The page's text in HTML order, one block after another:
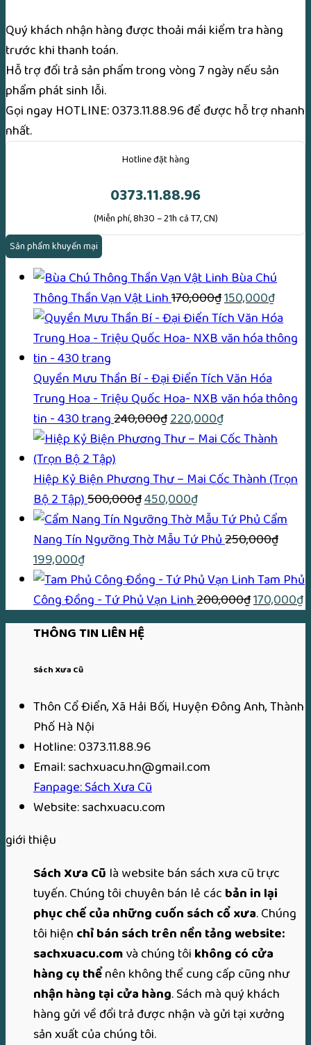
Quý khách nhận hàng được thoải mái kiểm tra hàng
trước khi thanh toán.
Hỗ trợ đổi trả sản phẩm trong vòng 7 ngày nếu sản
phẩm phát sinh lỗi.
Gọi ngay HOTLINE: 0373.11.88.96để được hỗ trợ nhanh
nhất.
Hotline đặt hàng
0373.11.88.96
(Miễn phí, 8h30 – 21h cả T7, CN)
Sản phẩm khuyến mại
Bùa Chú
Thông Thần Vạn Vật Linh170,000₫Giá
gốc
là:
150,000₫Giá
hiện
tại
Quyền Mưu Thần Bí - Đại Điển Tích Văn Hóa
Trung Hoa - Triệu Quốc Hoa- NXB văn hóa thông
tin - 430 trang240,000₫Giá
gốc
240,000₫.
220,000₫Giá
hiện
là:
Hiệp Kỷ Biện Phương Thư – Mai Cốc Thành (Trọn
Bộ 2 Tập)500,000₫Giá
gốc
là:
450,000₫Giá
hiện
tại
450,000₫.
Cẩm
Nang Tín Ngưỡng Thờ Mẫu Tứ Phủ250,000₫
Giá
gốc
là:
250,000₫.
199,000₫Giá
hiện
tại
là:
199,000₫.
Tam Phủ
Công Đồng - Tứ Phủ Vạn Linh200,000₫Giá
gốc
170,000₫
THÔNG TIN LIÊN HỆ
Sách Xưa Cũ
Thôn Cổ Điển, Xã Hải Bối, Huyện Đông Anh, Thành
Phố Hà Nội
Hotline: 0373.11.88.96
Email: sachxuacu.hn@gmail.com
Fanpage: Sách Xưa Cũ
Website: sachxuacu.com
giới thiệu
Sách Xưa Cũ là website bán sách xưa cũ trực
tuyến. Chúng tôi chuyên bán lẻ các bản in lại
phục chế của những cuốn sách cổ xưa. Chúng
tôi hiện chỉ bán sách trên nền tảng website:
sachxuacu.comvà chúng tôi không có cửa
hàng cụ thểnên không thể cung cấp cũng như
nhận hàng tại cửa hàng. Sách mà quý khách
hàng gửi về đổi trả được nhận và gửi tại xưởng
sản xuất của chúng tôi.